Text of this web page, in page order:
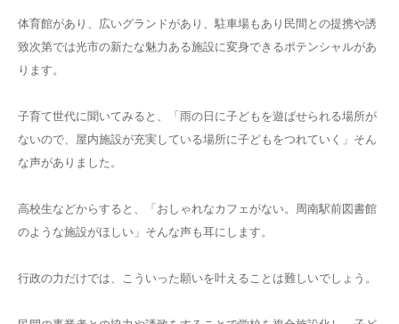
体育館があり、広いグランドがあり、駐車場もあり民間との提携や誘
致次第では光市の新たな魅力ある施設に変身できるポテンシャルがあ
ります。
子育て世代に聞いてみると、「雨の日に子どもを遊ばせられる場所が
ないので、屋内施設が充実している場所に子どもをつれていく」そん
な声がありました。
高校生などからすると、「おしゃれなカフェがない。周南駅前図書館
のような施設がほしい」そんな声も耳にします。
行政の力だけでは、こういった願いを叶えることは難しいでしょう。